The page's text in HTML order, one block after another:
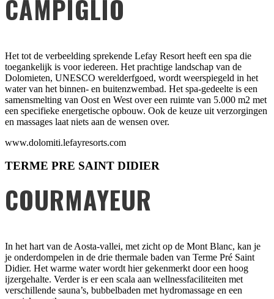
CAMPIGLIO
Het tot de verbeelding sprekende Lefay Resort heeft een spa die
toegankelijk is voor iedereen. Het prachtige landschap van de
Dolomieten, UNESCO werelderfgoed, wordt weerspiegeld in het
water van het binnen- en buitenzwembad. Het spa-gedeelte is een
samensmelting van Oost en West over een ruimte van 5.000 m2 met
een specifieke energetische opbouw. Ook de keuze uit verzorgingen
en massages laat niets aan de wensen over.
www.dolomiti.lefayresorts.com
TERME PRE SAINT DIDIER
COURMAYEUR
In het hart van de Aosta-vallei, met zicht op de Mont Blanc, kan je
je onderdompelen in de drie thermale baden van Terme Pré Saint
Didier. Het warme water wordt hier gekenmerkt door een hoog
ijzergehalte. Verder is er een scala aan wellnessfaciliteiten met
verschillende sauna’s, bubbelbaden met hydromassage en een